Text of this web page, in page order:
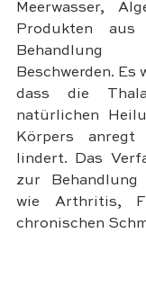
Meerwasser,
Produkten
Behandlung
Beschwerden. Es
dass die
natürlichen
Körpers anregt
lindert. Das
zur Behandlung
wie Arthritis,
chronischen